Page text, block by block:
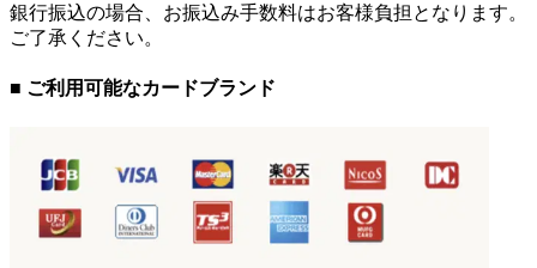
銀行振込の場合、お振込み手数料はお客様負担となります。
ご了承ください。
■ ご利用可能なカードブランド